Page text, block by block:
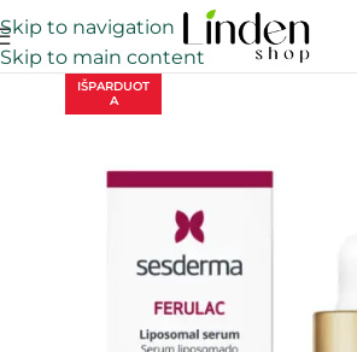
Skip to navigation
Skip to main content
IŠPARDUOT
A